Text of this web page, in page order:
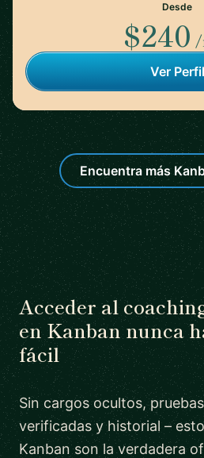
Desde
$240 /
Ver Perfil
Encuentra más
Acceder al
en Kanban nunca
fácil
Sin cargos ocultos,
verificadas y historial –
Kanban son la verdadera